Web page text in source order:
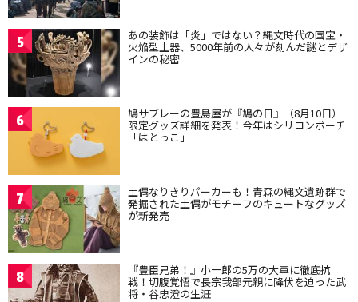
5 あの装飾は「炎」ではない？縄文時代の国宝・
火焔型土器、5000年前の人々が刻んだ謎とデザ
インの秘密
6 鳩サブレーの豊島屋が『鳩の日』（8月10日）
限定グッズ詳細を発表！今年はシリコンポーチ
「はとっこ」
7 土偶なりきりパーカーも！青森の縄文遺跡群で
発掘された土偶がモチーフのキュートなグッズ
が新発売
8 『豊臣兄弟！』小一郎の5万の大軍に徹底抗
戦！切腹覚悟で長宗我部元親に降伏を迫った武
将・谷忠澄の生涯